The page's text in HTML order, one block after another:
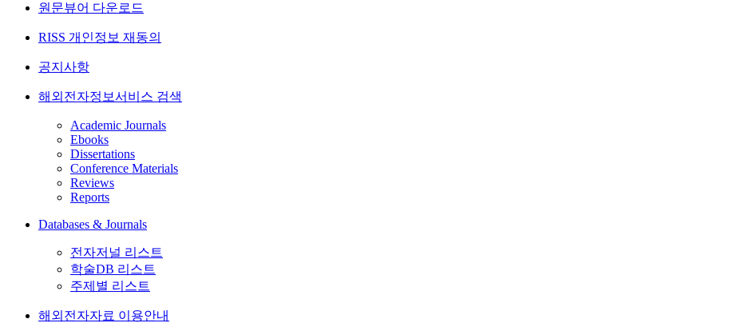
원문뷰어 다운로드
RISS 개인정보 재동의
공지사항
해외전자정보서비스 검색
Academic Journals
Ebooks
Dissertations
Conference Materials
Reviews
Reports
Databases & Journals
전자저널 리스트
학술DB 리스트
주제별 리스트
해외전자자료 이용안내